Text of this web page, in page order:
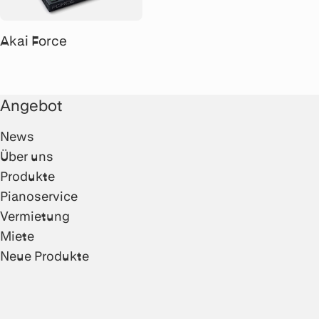
Akai Force
Angebot
News
Über uns
Produkte
Pianoservice
Vermietung
Miete
Neue Produkte